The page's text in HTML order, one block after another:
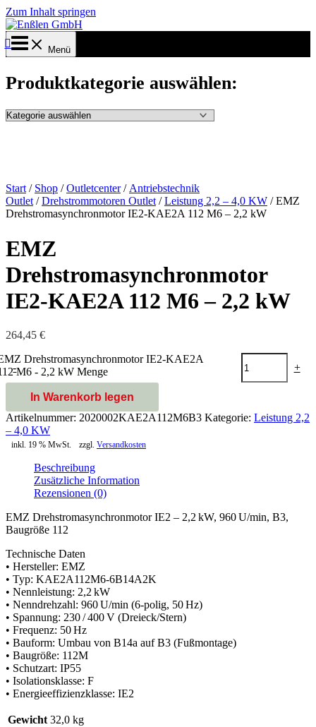
Zum Inhalt springen
Menü
Produktkategorie auswählen:
Start / Shop /Outletcenter/ Antriebstechnik
Outlet /Drehstrommotoren Outlet /Leistung 2,2 – 4,0 KW / EMZ
Drehstromasynchronmotor IE2-KAE2A 112 M6 – 2,2 kW
EMZ
Drehstromasynchronmotor
IE2-KAE2A 112 M6 – 2,2 kW
264,45 €
-
Drehstromasynchronmotor IE2-KAE2A
M6 - 2,2 kW Menge
+
In Warenkorb legen
Artikelnummer: 2020002KAE2A112M6B3 Kategorie: Leistung 2,2
– 4,0 KW
inkl. 19 % MwSt. zzgl. Versandkosten
Beschreibung
Zusätzliche Information
Rezensionen (0)
EMZ Drehstromasynchronmotor IE2 – 2,2 kW, 960 U/min, B3,
Baugröße 112
Technische Daten
• Hersteller: EMZ
• Typ: KAE2A112M6-6B14A2K
• Nennleistung: 2,2 kW
• Nenndrehzahl: 960 U/min (6-polig, 50 Hz)
• Spannung: 230 / 400 V (Dreieck/Stern)
• Frequenz: 50 Hz
• Bauform: Umbau von B14a auf B3 (Fußmontage)
• Baugröße: 112M
• Schutzart: IP55
• Isolationsklasse: F
• Energieeffizienzklasse: IE2
Gewicht 32,0 kg